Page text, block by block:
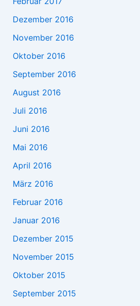
Dezember 2016
November 2016
Oktober 2016
September 2016
August 2016
Juli 2016
Juni 2016
Mai 2016
April 2016
März 2016
Februar 2016
Januar 2016
Dezember 2015
November 2015
Oktober 2015
September 2015